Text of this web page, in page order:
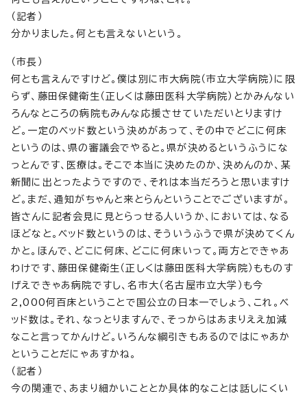
（記者）
分かりました。何とも言えないという。
（市長）
何とも言えんですけど。僕は別に市大病院（市立大学病院）に限
らず、藤田保健衛生（正しくは藤田医科大学病院）とかみんない
ろんなところの病院もみんな応援させていただいとりますけ
ど。一定のベッド数という決めがあって、その中でどこに何床
というのは、県の審議会でやると。県が決めるというふうにな
っとんです、医療は。そこで本当に決めたのか、決めんのか、某
新聞に出とったようですので、それは本当だろうと思いますけ
ど。まだ、通知がちゃんと来とらんということでございますが。
皆さんに記者会見に見とらっせる人いうか、においては、なる
ほどなと。ベッド数というのは、そういうふうで県が決めてくん
かと。ほんで、どこに何床、どこに何床いって。両方とできゃあ
わけです、藤田保健衛生（正しくは藤田医科大学病院）もものす
げえできゃあ病院ですし、名市大（名古屋市立大学）も今
2,000何百床ということで国公立の日本一でしょう、これ。ベ
ッド数は。それ、なっとりますんで、そっからはあまりええ加減
なこと言ってかんけど。いろんな綱引きもあるのではにゃあか
ということだにゃあすかね。
（記者）
今の関連で、あまり細かいこととか具体的なことは話しにくい